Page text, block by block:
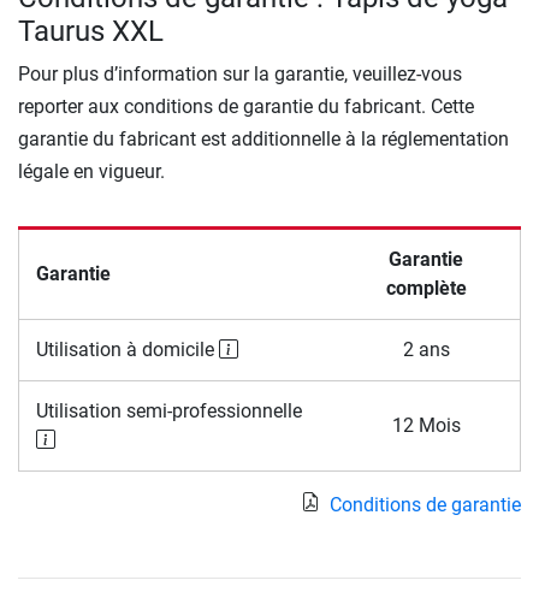
Taurus XXL
Pour plus d’information sur la garantie, veuillez-vous
reporter aux conditions de garantie du fabricant. Cette
garantie du fabricant est additionnelle à la réglementation
légale en vigueur.
Garantie
Garantie
complète
Utilisation à domicile 2 ans
Utilisation semi-professionnelle
12 Mois
Conditions de garantie